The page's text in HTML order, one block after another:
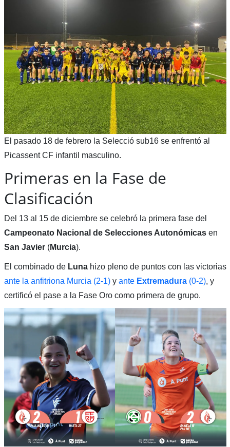
El pasado 18 de febrero la Selecció sub16 se enfrentó al
Picassent CF infantil masculino.
Primeras en la Fase de
Clasificación
Del 13 al 15 de diciembre se celebró la primera fase del
Campeonato Nacional de Selecciones Autonómicasen
San Javier(Murcia).
El combinado de Lunahizo pleno de puntos con las victorias
ante la anfitriona Murcia (2-1)y ante Extremadura(0-2), y
certificó el pase a la Fase Oro como primera de grupo.